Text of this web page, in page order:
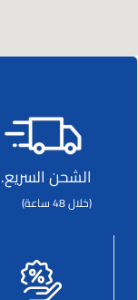
الشحن السريع.
(خلال 48 ساعة)